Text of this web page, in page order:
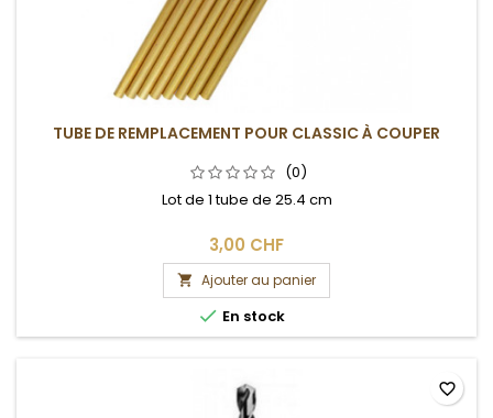
TUBE DE REMPLACEMENT POUR CLASSIC À COUPER
(0)
Lot de 1 tube de 25.4 cm
3,00 CHF
 Ajouter au panier
 En stock
favorite_border